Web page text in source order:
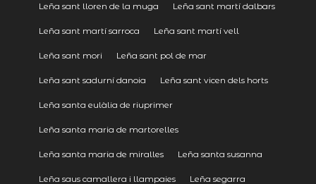
Leña sant lloren de la muga Leña sant martí dalbars
Leña sant martí sarroca Leña sant martí vell
Leña sant mori Leña sant pol de mar
Leña sant sadurní danoia Leña sant vicen dels horts
Leña santa eulàlia de riuprimer
Leña santa maria de martorelles
Leña santa maria de miralles Leña santa susanna
Leña saus camallera i llampaies Leña segarra